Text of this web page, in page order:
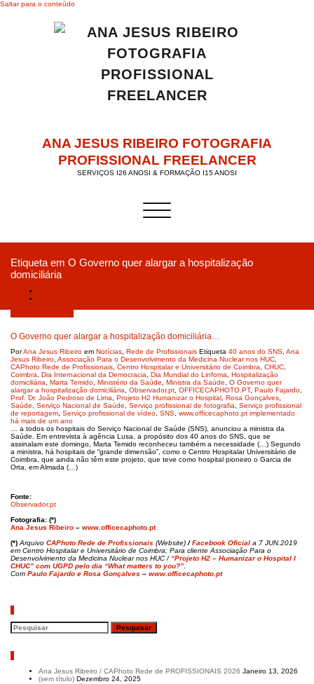
Saltar para o conteúdo
ANA JESUS RIBEIRO FOTOGRAFIA
PROFISSIONAL FREELANCER
SERVIÇOS I26 ANOSI & FORMAÇÃO I15 ANOSI
Alternar a navegação
Etiqueta em O Governo quer alargar a hospitalização
domiciliária
O Governo quer alargar a hospitalização domiciliária…
PorAna Jesus Ribeiro em Notícias Rede de Profissionais Etiqueta 40 anos do SNS Ana
Jesus Ribeiro Associação Para o Desenvolvimento da Medicina Nuclear nos HUC
CAPhoto Rede de Profissionais Centro Hospitalar e Universitário de Coimbra CHUC
Coimbra
Dia Internacional da Democracia Dia Mundial do Linfoma
Hospitalização
domiciliária
Marta Temido Ministério da Saúde Ministra da Saúde
O Governo quer
alargar a hospitalização domiciliária
Observador.pt OFFICECAPHOTO.PT, Paulo Fajardo
Prof. Dr. João Pedroso de Lima
Projeto H2 Humanizar o Hospital Rosa Gonçalves
Saúde
Serviço Nacional de Saúde Serviço profissional de fotografia
Serviço profissional
de reportagem Serviço profissional de vídeo SNS www.officecaphoto.pt implementado
há mais de um ano
… a todos os hospitais do Serviço Nacional de Saúde (SNS), anunciou a ministra da
Saúde. Em entrevista à agência Lusa, a propósito dos 40 anos do SNS, que se
assinalam este domingo, Marta Temido reconheceu também a necessidade (…) Segundo
a ministra, há hospitais de “grande dimensão”, como o Centro Hospitalar Universitário de
Coimbra, que ainda não têm este projeto, que teve como hospital pioneiro o Garcia de
Orta, em Almada (…)
Fonte:
Observador.pt
Fotografia: (*)
Ana Jesus Ribeiro – www.officecaphoto.pt
(*) Arquivo CAPhoto Rede de Profissionais (Website) /Facebook Oficial a 7 JUN.2019
em Centro Hospitalar e Universitário de Coimbra; Para cliente Associação Para o
Desenvolvimento da Medicina Nuclear nos HUC / “Projeto H2 – Humanizar o Hospital I
CHUC” com UGPD pelo dia “What matters to you?”
Com Paulo Fajardo e Rosa Gonçalves – www.officecaphoto.pt
Ana Jesus Ribeiro / CAPhoto Rede de PROFISSIONAIS 2026 Janeiro 13, 2026
(sem título) Dezembro 24, 2025